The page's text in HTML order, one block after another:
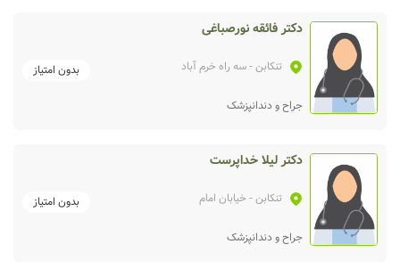
دکتر فائقه نورصباغی
تنکابن- سه راه خرم آباد بدون امتیاز
جراح و دندانپزشک
دکتر لیلا خداپرست
تنکابن- خیابان امام بدون امتیاز
جراح و دندانپزشک